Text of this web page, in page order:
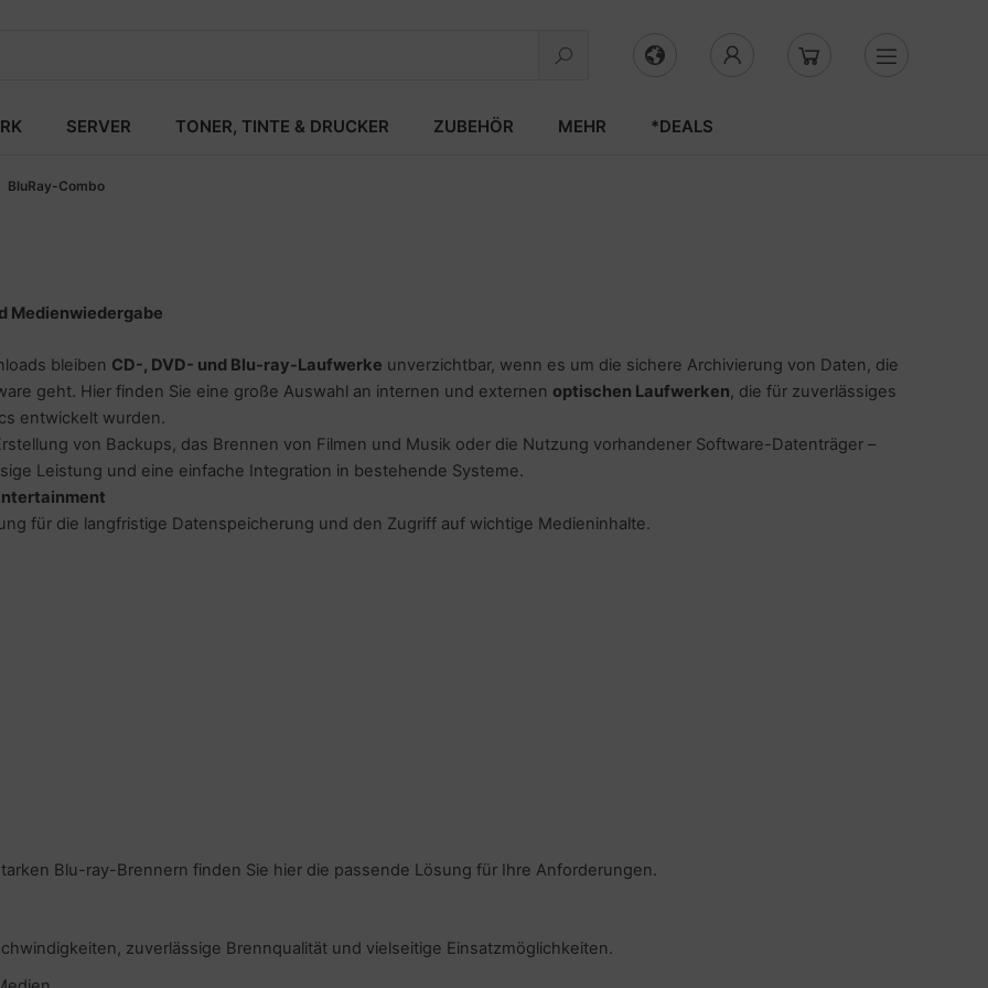
SERVER TONER, TINTE & DRUCKER ZUBEHÖR MEHR *DEALS
BluRay-Combo
Medienwiedergabe
bleiben CD-, DVD- und Blu-ray-Laufwerke unverzichtbar, wenn es um die sichere Archivierung von Daten, die
geht. Hier finden Sie eine große Auswahl an internen und externen optischen Laufwerken, die für zuverlässiges
entwickelt wurden.
von Backups, das Brennen von Filmen und Musik oder die Nutzung vorhandener Software-Datenträger –
Leistung und eine einfache Integration in bestehende Systeme.
für die langfristige Datenspeicherung und den Zugriff auf wichtige Medieninhalte.
Blu-ray-Brennern finden Sie hier die passende Lösung für Ihre Anforderungen.
zuverlässige Brennqualität und vielseitige Einsatzmöglichkeiten.